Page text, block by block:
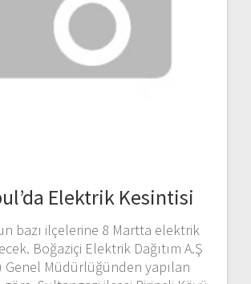
Elektrik Kesintisi
bazı ilçelerine 8 Martta elektrik
Boğaziçi Elektrik Dağıtım A.Ş
Genel Müdürlüğünden yapılan